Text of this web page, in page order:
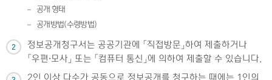
공개 형태
공개방법(수령방법)
2
정보공개청구서는 공공기관에 「직접방문」하여 제출하거나
「우편·모사」 또는 「컴퓨터 통신」에 의하여 제출할 수 있습니다.
2인 이상 다수가 공동으로 정보공개를 청구하는 때에는 1인의